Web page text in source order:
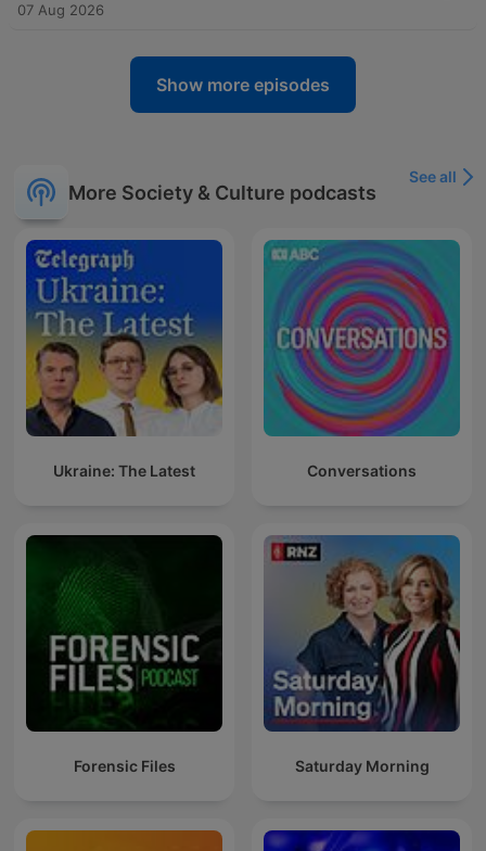
07 Aug 2026
Show more episodes
More Society & Culture podcasts
See all
Ukraine: The Latest Conversations
Forensic Files Saturday Morning